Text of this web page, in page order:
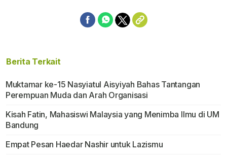
Berita Terkait
Muktamar ke-15 Nasyiatul Aisyiyah Bahas Tantangan
Perempuan Muda dan Arah Organisasi
Kisah Fatin, Mahasiswi Malaysia yang Menimba Ilmu di UM
Bandung
Empat Pesan Haedar Nashir untuk Lazismu